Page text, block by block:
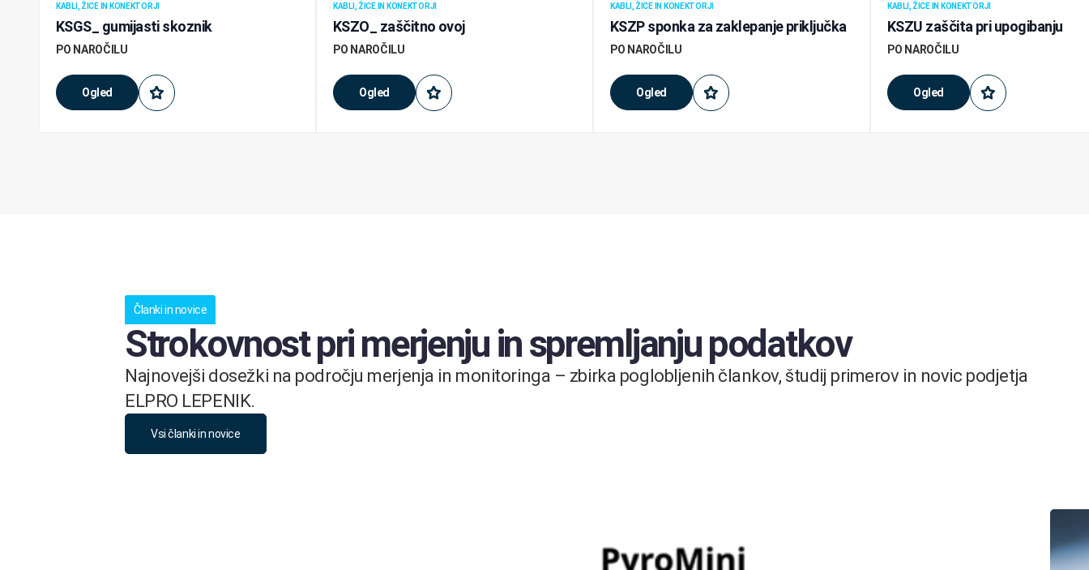
KABLI, ŽICE IN KONEKTORJI
KSGS_ gumijasti skoznik
Ogled
PO NAROČILU
KABLI, ŽICE IN KONEKTORJI
KSZO_ zaščitno ovoj
Ogled
PO NAROČILU
KABLI, ŽICE IN KONEKTORJI
KSZP sponka za zaklepanje priključka
Ogled
PO NAROČILU
KABLI, ŽICE IN KONEKTORJI
KSZU zaščita pri upogibanju
Ogled
PO NAROČILU
Članki in novice
Strokovnost pri merjenju in spremljanju podatkov
Najnovejši dosežki na področju merjenja in monitoringa – zbirka poglobljenih člankov, študij primerov in novic podjetja
ELPRO LEPENIK.
Vsi članki in novice